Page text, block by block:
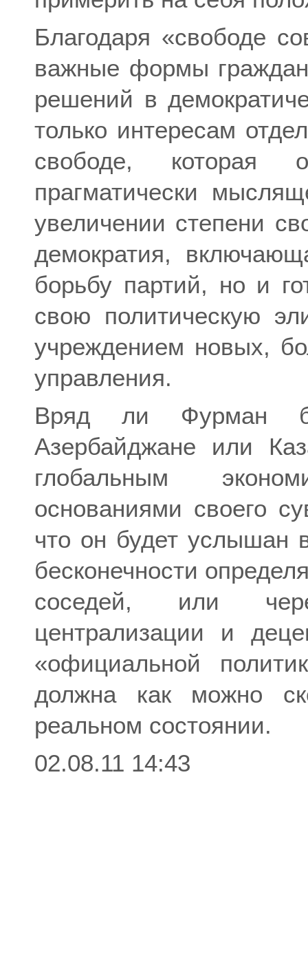
Благодаря «свободе
важные формы
решений в
только интересам
свободе, которая
прагматически
увеличении степени
демократия,
борьбу партий, но и
свою политическую
учреждением новых,
управления.
Вряд ли Фурман
Азербайджане или
глобальным
основаниями своего
что он будет услышан
бесконечности
соседей, или
централизации и
«официальной
должна как можно
реальном состоянии.
02.08.11 14:43